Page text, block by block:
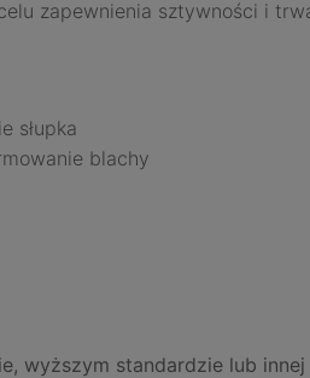
zapewnienia sztywności i
słupka
blachy
wyższym standardzie lub